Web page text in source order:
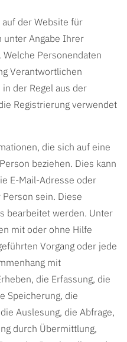
der Website für
unter Angabe Ihrer
Personendaten
Verantwortlichen
der Regel aus der
Registrierung verwendet
die sich auf eine
beziehen. Dies kann
E-Mail-Adresse oder
sein. Diese
bearbeitet werden. Unter
mit oder ohne Hilfe
Vorgang oder jede
mit
die Erfassung, die
Speicherung, die
Auslesung, die Abfrage,
durch Übermittlung,